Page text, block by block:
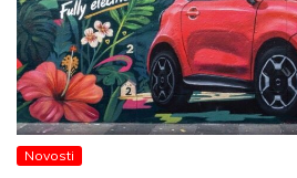
Novosti